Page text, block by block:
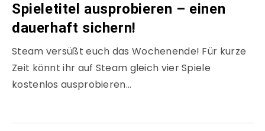
Spieletitel ausprobieren – einen
dauerhaft sichern!
Steam versüßt euch das Wochenende! Für kurze
Zeit könnt ihr auf Steam gleich vier Spiele
kostenlos ausprobieren…